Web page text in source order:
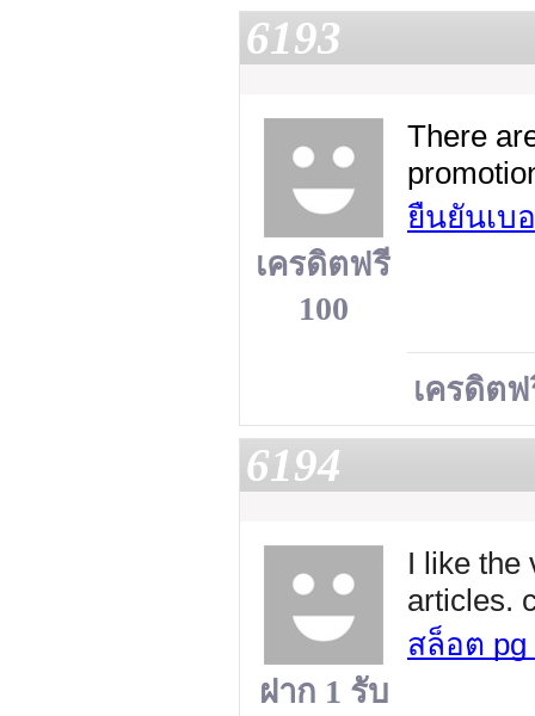
6193
เครดิตฟรี
100
There
ยืนยันเบ
เครดิตฟ
6194
ฝาก 1 รับ
I like the
articles.
สล็อต